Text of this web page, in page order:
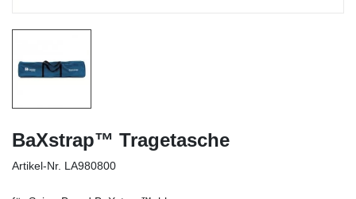
BaXstrap™ Tragetasche
Artikel-Nr. LA980800